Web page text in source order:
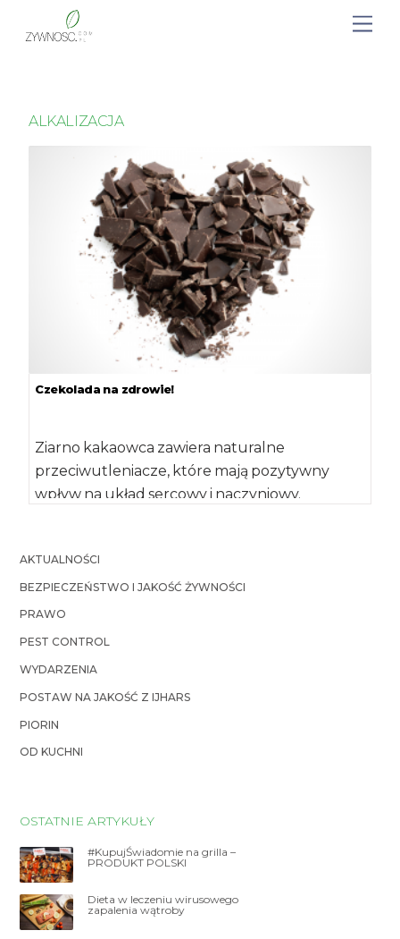
ALKALIZACJA
Czekolada na zdrowie!
Ziarno kakaowca zawiera naturalne
przeciwutleniacze, które mają pozytywny
wpływ na układ sercowy i naczyniowy.
AKTUALNOŚCI
BEZPIECZEŃSTWO I JAKOŚĆ ŻYWNOŚCI
PRAWO
PEST CONTROL
WYDARZENIA
POSTAW NA JAKOŚĆ Z IJHARS
PIORIN
OD KUCHNI
OSTATNIE ARTYKUŁY
#KupujŚwiadomie na grilla –
PRODUKT POLSKI
Dieta w leczeniu wirusowego
zapalenia wątroby